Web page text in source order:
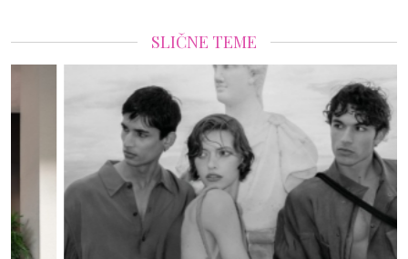
SLIČNE TEME